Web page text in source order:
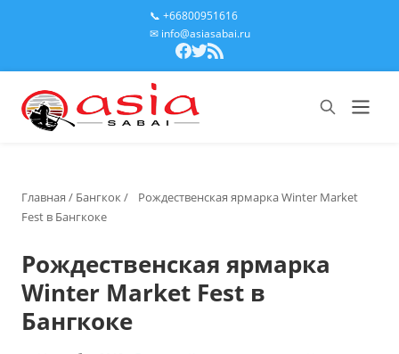
📞 +66800951616
✉ info@asiasabai.ru
Главная / Бангкок/
Рождественская ярмарка Winter Market
Fest в Бангкоке
Рождественская ярмарка
Winter Market Fest в
Бангкоке